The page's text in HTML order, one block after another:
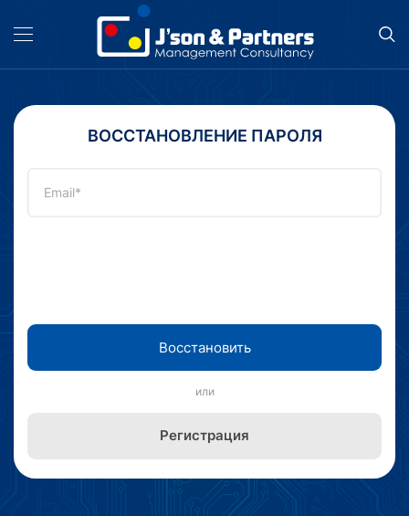
ВОССТАНОВЛЕНИЕ ПАРОЛЯ
Восстановить
или
Регистрация